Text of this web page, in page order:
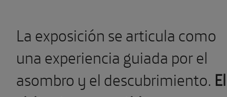
La exposición se articula como
una experiencia guiada por el
asombro y el descubrimiento. El